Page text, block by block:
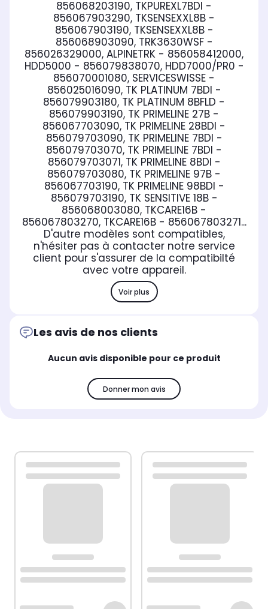
856068203190, TKPUREXL7BDI -
856067903290, TKSENSEXXL8B -
856067903190, TKSENSEXXL8B -
856068903090, TRK3630WSF -
856026329000, ALPINETRK - 856058412000,
HDD5000 - 856079838070, HDD7000/PR0 -
856070001080, SERVICESWISSE -
856025016090, TK PLATINUM 7BDI -
856079903180, TK PLATINUM 8BFLD -
856079903190, TK PRIMELINE 27B -
856067703090, TK PRIMELINE 28BDI -
856079703090, TK PRIMELINE 7BDI -
856079703070, TK PRIMELINE 7BDI -
856079703071, TK PRIMELINE 8BDI -
856079703080, TK PRIMELINE 97B -
856067703190, TK PRIMELINE 98BDI -
856079703190, TK SENSITIVE 18B -
856068003080, TKCARE16B -
856067803270, TKCARE16B - 856067803271...
D'autre modèles sont compatibles,
n'hésiter pas à contacter notre service
client pour s'assurer de la compatibilté
avec votre appareil.
Voir plus
Les avis de nos clients
Aucun avis disponible pour ce produit
Donner mon avis